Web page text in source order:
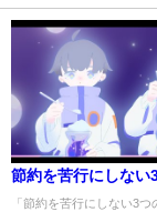
節約を苦行にしない
「節約を苦行にしない3